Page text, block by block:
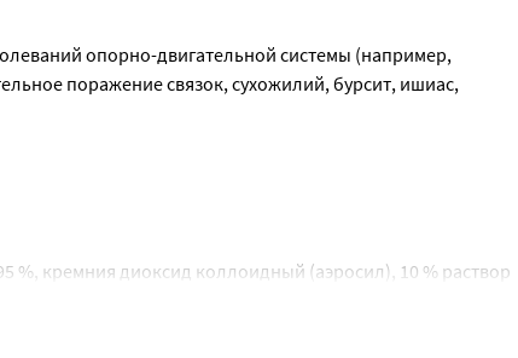
опорно-двигательной системы (например,
поражение связок, сухожилий, бурсит, ишиас,
(повреждения и разрывы связок, ушибы).
%, кремния диоксид коллоидный (аэросил), 10 % раствор